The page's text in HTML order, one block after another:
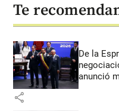
Te
De la
anunció
share